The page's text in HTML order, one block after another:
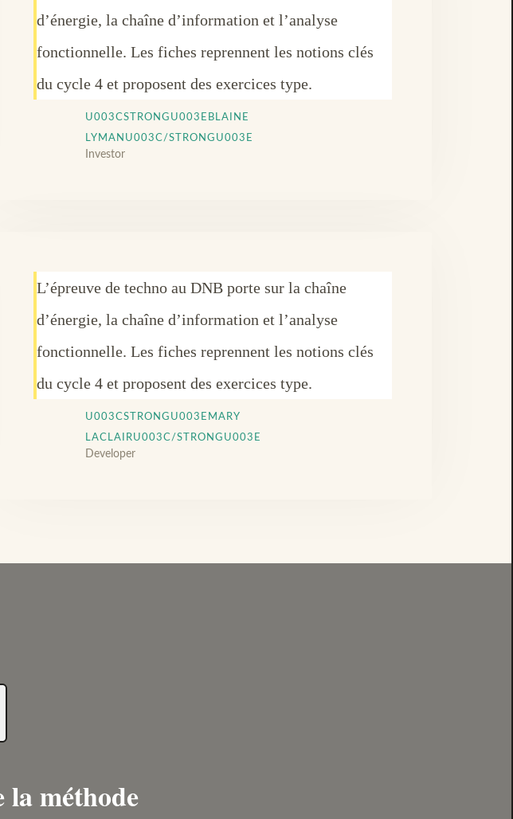
d’énergie, la chaîne d’information et l’analyse
fonctionnelle. Les fiches reprennent les notions clés
du cycle 4 et proposent des exercices type.
U003CSTRONGU003EBLAINE
LYMANU003C/STRONGU003E
Investor
L’épreuve de techno au DNB porte sur la chaîne
d’énergie, la chaîne d’information et l’analyse
fonctionnelle. Les fiches reprennent les notions clés
du cycle 4 et proposent des exercices type.
U003CSTRONGU003EMARY
LACLAIRU003C/STRONGU003E
Developer
la méthode